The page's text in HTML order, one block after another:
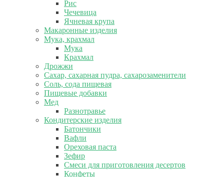
Рис
Чечевица
Ячневая крупа
Макаронные изделия
Мука, крахмал
Мука
Крахмал
Дрожжи
Сахар, сахарная пудра, сахарозаменители
Соль, сода пищевая
Пищевые добавки
Мед
Разнотравье
Кондитерские изделия
Батончики
Вафли
Ореховая паста
Зефир
Смеси для приготовления десертов
Конфеты